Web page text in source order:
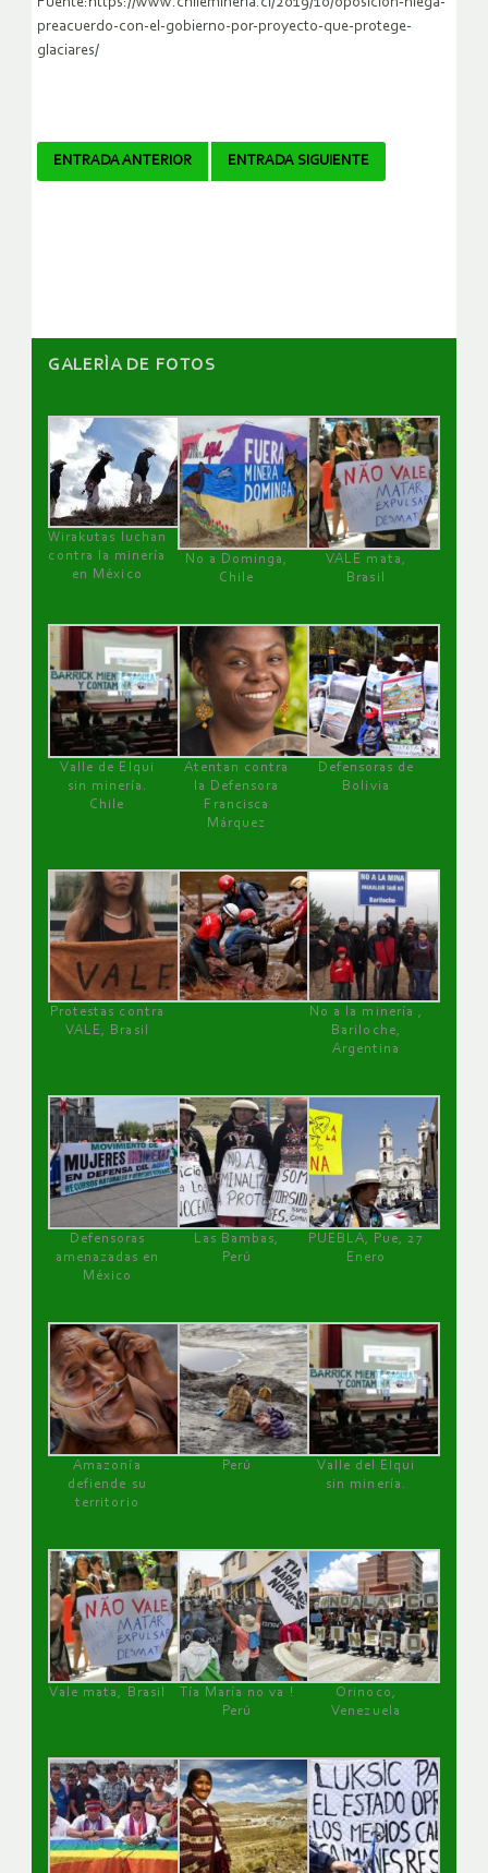
preacuerdo-con-el-gobierno-por-proyecto-que-protege-
glaciares/
Navegador
ENTRADA ANTERIOR ENTRADA SIGUIENTE
GALERÌA DE FOTOS
Wirakutas luchan
contra la minería
en México
No a Dominga,
Chile
VALE mata,
Brasil
Valle de Elqui
sin minería.
Chile
Atentan contra
la Defensora
Francisca
Márquez
Defensoras de
Bolivia
Protestas contra
VALE, Brasil
No a la minería ,
Bariloche,
Argentina
Defensoras
amenazadas en
México
Las Bambas,
Perú
PUEBLA, Pue, 27
Enero
Amazonía
defiende su
territorio
Perú
Valle del Elqui
sin minería.
Vale mata, Brasil
Tía María no va !
Perú
Orinoco,
Venezuela